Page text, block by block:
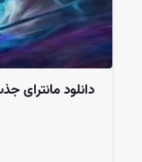
دانلود